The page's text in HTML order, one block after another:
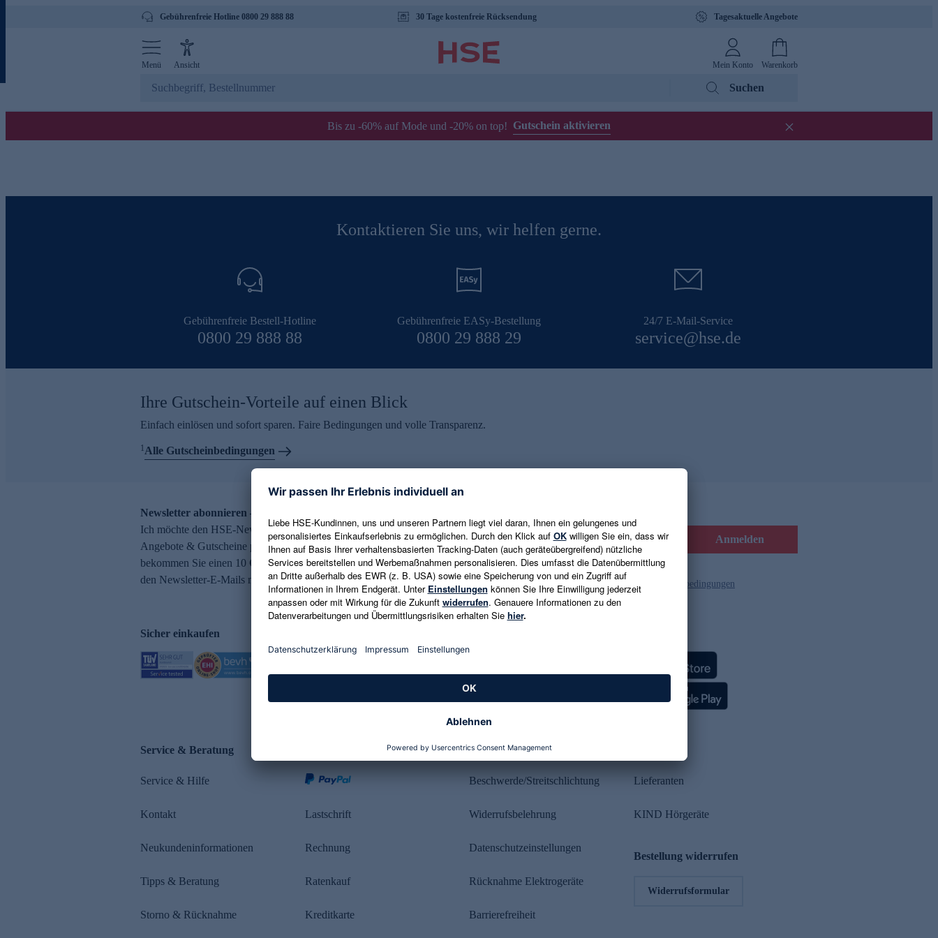
Gebührenfreie Hotline 0800 29 888 88 30 Tage kostenfreie Rücksendung Tagesaktuelle Angebote
Menü Ansicht Mein Konto Warenkorb
Suchen
Bis zu -60% auf Mode und -20% on top! Gutschein aktivieren
Kontaktieren Sie uns, wir helfen gerne.
Gebührenfreie Bestell-Hotline
0800 29 888 88
Gebührenfreie EASy-Bestellung
0800 29 888 29
24/7 E-Mail-Service
service@hse.de
Ihre Gutschein-Vorteile auf einen Blick
Einfach einlösen und sofort sparen. Faire Bedingungen und volle Transparenz.
1Alle Gutscheinbedingungen
Newsletter abonnieren – 10 € Gutschein erhalten
Ich möchte den HSE-Newsletter abonnieren und aktuelle Trends,
Angebote & Gutscheine per E-Mail erhalten. Als Dankeschön
bekommen Sie einen 10 € Gutschein. Eine Abmeldung ist jederzeit in
den Newsletter-E-Mails möglich.
E-Mail-Adresse eingeben Anmelden
Es gelten die Datenschutzrichtlinien und die Gutscheinbedingungen
Sicher einkaufen
Service & Beratung
Service & Hilfe
Kontakt
Neukundeninformationen
Tipps & Beratung
Storno & Rücknahme
Lastschrift
Rechnung
Ratenkauf
Kreditkarte
Rechtliches
Beschwerde/Streitschlichtung
Widerrufsbelehrung
Datenschutzeinstellungen
Rücknahme Elektrogeräte
Barrierefreiheit
Lieferanten
KIND Hörgeräte
Bestellung widerrufen
Widerrufsformular